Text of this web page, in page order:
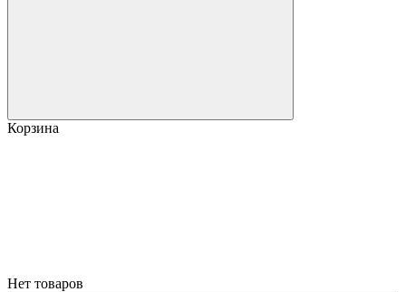
Корзина
Нет товаров